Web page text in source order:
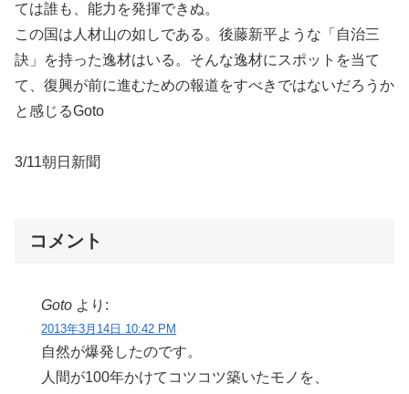
ては誰も、能力を発揮できぬ。
この国は人材山の如しである。後藤新平ような「自治三
訣」を持った逸材はいる。そんな逸材にスポットを当て
て、復興が前に進むための報道をすべきではないだろうか
と感じるGoto
3/11朝日新聞
コメント
Goto より:
2013年3月14日 10:42 PM
自然が爆発したのです。
人間が100年かけてコツコツ築いたモノを、